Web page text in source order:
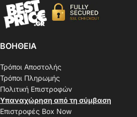
ΒΟΗΘΕΙΑ
Τρόποι Αποστολής
Τρόποι Πληρωμής
Πολιτική Επιστροφών
Υπαναχώρηση από τη σύμβαση
Επιστροφές Box Now